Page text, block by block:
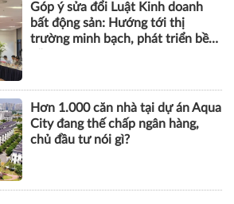
Góp ý sửa đổi Luật Kinh doanh
bất động sản: Hướng tới thị
trường minh bạch, phát triển bền
Hơn 1.000 căn nhà tại dự án Aqua
City đang thế chấp ngân hàng,
chủ đầu tư nói gì?